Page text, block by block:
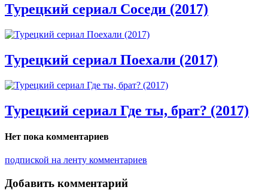
Турецкий сериал Соседи (2017)
Турецкий сериал Поехали (2017)
Турецкий сериал Где ты, брат? (2017)
Нет пока комментариев
подпиской на ленту комментариев
Добавить комментарий